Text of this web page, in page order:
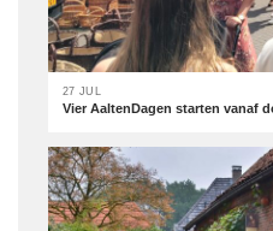
27 JUL
Vier AaltenDagen starten vanaf